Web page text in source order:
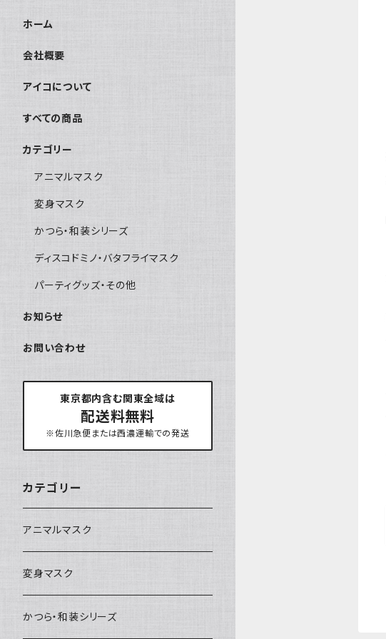
ホーム
会社概要
アイコについて
すべての商品
カテゴリー
アニマルマスク
変身マスク
かつら・和装シリーズ
ディスコドミノ・バタフライマスク
パーティグッズ・その他
お知らせ
お問い合わせ
東京都内含む関東全域は
配送料無料
※佐川急便または西濃運輸での発送
カテゴリー
アニマルマスク
変身マスク
かつら・和装シリーズ